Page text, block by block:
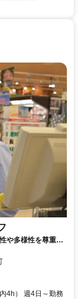
や多様性を尊重し
4h） 週4日～勤務